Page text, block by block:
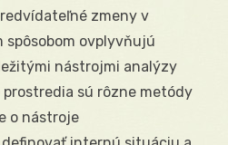
zmeny v
ovplyvňujú
nástrojmi analýzy
sú rôzne metódy
o nástroje